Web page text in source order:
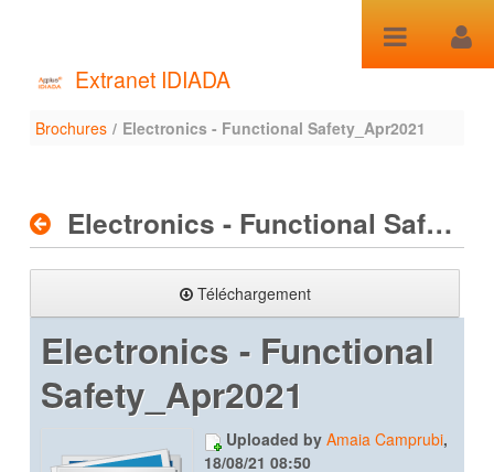
Extranet IDIADA
Brochures
Brochures / Electronics - Functional Safety_Apr2021
Electronics - Functional Safety_Apr2021
Téléchargement
Electronics - Functional
Safety_Apr2021
Uploaded by Amaia Camprubi,
18/08/21 08:50